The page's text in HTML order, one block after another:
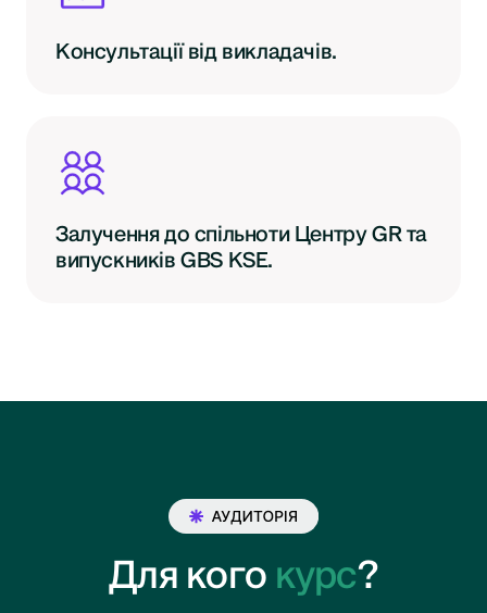
Консультації від викладачів.
Залучення до спільноти Центру GR та
випускників GBS KSE.
Для кого курс?